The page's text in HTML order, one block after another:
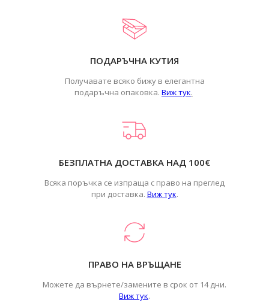
ПОДАРЪЧНА КУТИЯ
Получавате всяко бижу в елегантна
подаръчна опаковка. Виж тук.
БЕЗПЛАТНА ДОСТАВКА НАД 100€
Всяка поръчка се изпраща с право на преглед
при доставка. Виж тук.
ПРАВО НА ВРЪЩАНЕ
Можете да върнете/замените в срок от 14 дни.
Виж тук.